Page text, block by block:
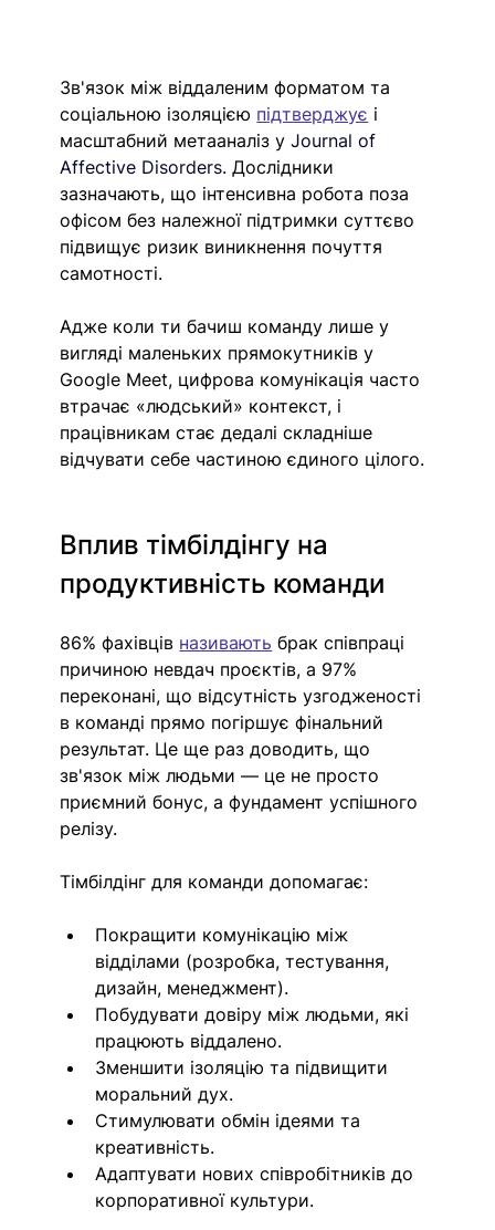
Зв'язок між віддаленим форматом та
соціальною ізоляцією підтверджує і
масштабний метааналіз у Journal of
Affective Disorders. Дослідники
зазначають, що інтенсивна робота поза
офісом без належної підтримки суттєво
підвищує ризик виникнення почуття
самотності.
Адже коли ти бачиш команду лише у
вигляді маленьких прямокутників у
Google Meet, цифрова комунікація часто
втрачає «людський» контекст, і
працівникам стає дедалі складніше
відчувати себе частиною єдиного цілого.
Вплив тімбілдінгу на
продуктивність команди
86% фахівців називають брак співпраці
причиною невдач проєктів, а 97%
переконані, що відсутність узгодженості
в команді прямо погіршує фінальний
результат. Це ще раз доводить, що
зв'язок між людьми — це не просто
приємний бонус, а фундамент успішного
релізу.
Тімбілдінг для команди допомагає:
Покращити комунікацію між
відділами (розробка, тестування,
дизайн, менеджмент).
Побудувати довіру між людьми, які
працюють віддалено.
Зменшити ізоляцію та підвищити
моральний дух.
Стимулювати обмін ідеями та
креативність.
Адаптувати нових співробітників до
корпоративної культури.